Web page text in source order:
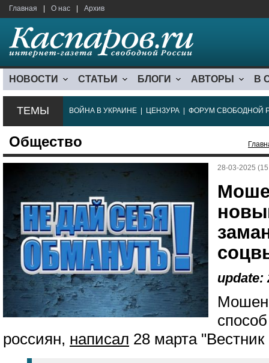
Главная О нас Архив
НОВОСТИ СТАТЬИ БЛОГИ АВТОРЫ В
ТЕМЫ ВОЙНА В УКРАИНЕ ЦЕНЗУРА ФОРУМ СВОБОДНОЙ
Общество
28-03-2025
update:
россиян, написал 28 марта